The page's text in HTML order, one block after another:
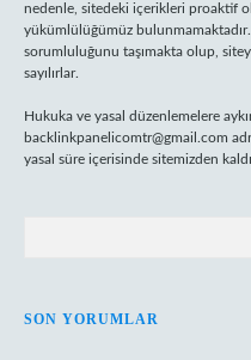
nedenle, sitedeki içerikleri proaktif
yükümlülüğümüz
sorumluluğunu taşımakta olup,
sayılırlar.
Hukuka ve yasal düzenlemelere
backlinkpanelicomtr@gmail.com
yasal süre içerisinde sitemizden
SON YORUMLAR